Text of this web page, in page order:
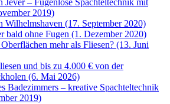
Jever – Fugenlose Spachteltechnik mit
2019)
Wilhelmshaven (17. September 2020)
bald ohne Fugen (1. Dezember 2020)
mehr als Fliesen? (13. Juni
und bis zu 4.000 € von der
(6. Mai 2026)
Badezimmers – kreative Spachteltechnik
2019)